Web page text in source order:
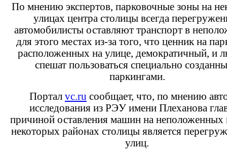
По мнению экспертов, парковочные зоны на
улицах центра столицы всегда
автомобилисты оставляют транспорт в
для этого местах из-за того, что ценник на
расположенных на улице, демократичный, и
спешат пользоваться специально
паркингами.
Портал vc.ru сообщает, что, по мнению
исследования из РЭУ имени Плеханова
причиной оставления машин на неположенных
некоторых районах столицы является
улиц.